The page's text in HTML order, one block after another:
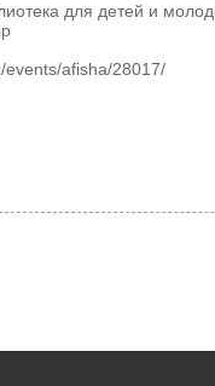
для детей и
afisha/28017/